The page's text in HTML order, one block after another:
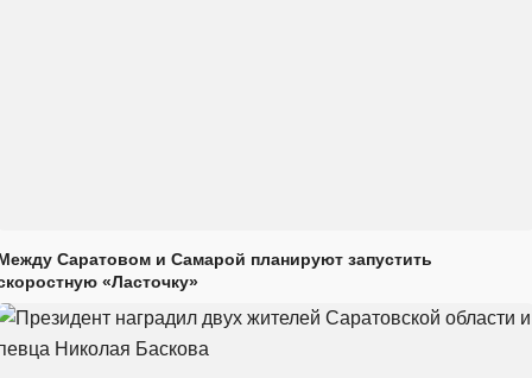
Саратовом и Самарой планируют запустить
«Ласточку»